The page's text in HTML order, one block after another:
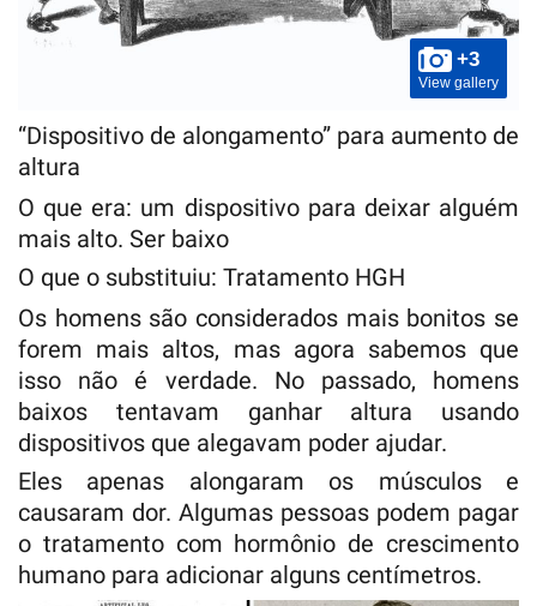
+3
View gallery
“Dispositivo de alongamento” para aumento de
altura
O que era: um dispositivo para deixar alguém
mais alto. Ser baixo
O que o substituiu: Tratamento HGH
Os homens são considerados mais bonitos se
forem mais altos, mas agora sabemos que
isso não é verdade. No passado, homens
baixos tentavam ganhar altura usando
dispositivos que alegavam poder ajudar.
Eles apenas alongaram os músculos e
causaram dor. Algumas pessoas podem pagar
o tratamento com hormônio de crescimento
humano para adicionar alguns centímetros.